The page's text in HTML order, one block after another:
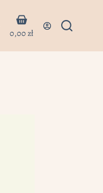
Блог Контакти
Кошик
0,00zł